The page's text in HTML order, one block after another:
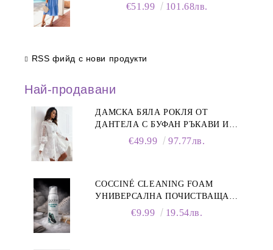
€51.99 101.68лв.
RSS фийд с нови продукти
Най-продавани
ДАМСКА БЯЛА РОКЛЯ ОТ
ДАНТЕЛА С БУФАН РЪКАВИ И
€49.99 97.77лв.
COCCINÉ CLEANING FOAM
УНИВЕРСАЛНА ПОЧИСТВАЩА
ПЯНА ЗА ОБУВКИ, 150 МЛ
€9.99 19.54лв.